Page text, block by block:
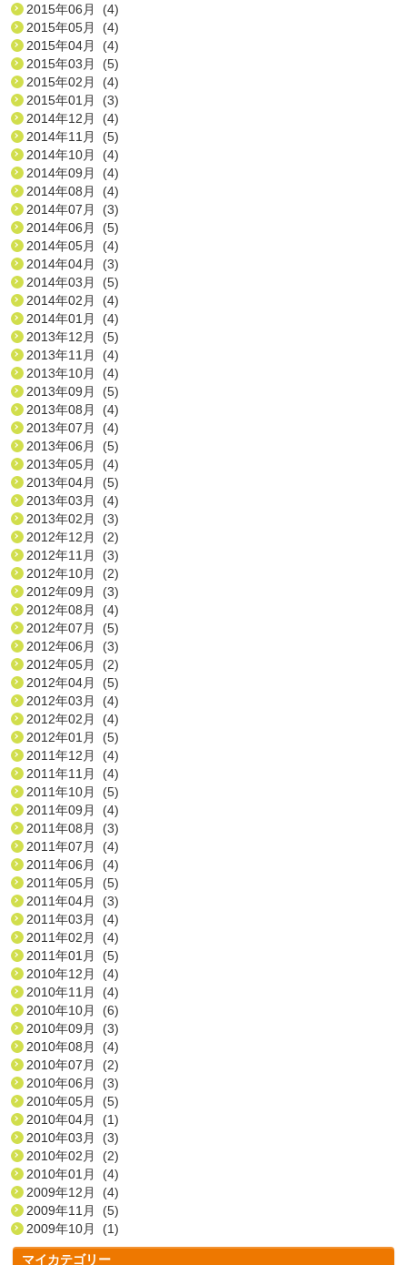
2015年06月 (4)
2015年05月 (4)
2015年04月 (4)
2015年03月 (5)
2015年02月 (4)
2015年01月 (3)
2014年12月 (4)
2014年11月 (5)
2014年10月 (4)
2014年09月 (4)
2014年08月 (4)
2014年07月 (3)
2014年06月 (5)
2014年05月 (4)
2014年04月 (3)
2014年03月 (5)
2014年02月 (4)
2014年01月 (4)
2013年12月 (5)
2013年11月 (4)
2013年10月 (4)
2013年09月 (5)
2013年08月 (4)
2013年07月 (4)
2013年06月 (5)
2013年05月 (4)
2013年04月 (5)
2013年03月 (4)
2013年02月 (3)
2012年12月 (2)
2012年11月 (3)
2012年10月 (2)
2012年09月 (3)
2012年08月 (4)
2012年07月 (5)
2012年06月 (3)
2012年05月 (2)
2012年04月 (5)
2012年03月 (4)
2012年02月 (4)
2012年01月 (5)
2011年12月 (4)
2011年11月 (4)
2011年10月 (5)
2011年09月 (4)
2011年08月 (3)
2011年07月 (4)
2011年06月 (4)
2011年05月 (5)
2011年04月 (3)
2011年03月 (4)
2011年02月 (4)
2011年01月 (5)
2010年12月 (4)
2010年11月 (4)
2010年10月 (6)
2010年09月 (3)
2010年08月 (4)
2010年07月 (2)
2010年06月 (3)
2010年05月 (5)
2010年04月 (1)
2010年03月 (3)
2010年02月 (2)
2010年01月 (4)
2009年12月 (4)
2009年11月 (5)
2009年10月 (1)
マイカテゴリー